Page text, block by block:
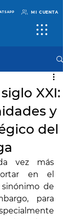
MI CUENTA
XXI:
y
del
vez más
en el
de
para